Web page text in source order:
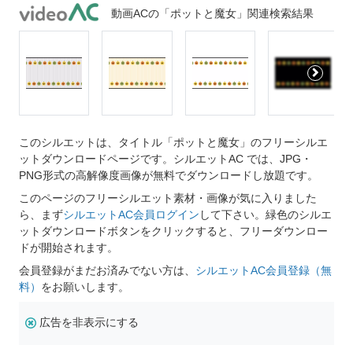
動画ACの「ポットと魔女」関連検索結果
このシルエットは、タイトル「ポットと魔女」のフリーシルエ
ットダウンロードページです。シルエットAC では、JPG・
PNG形式の高解像度画像が無料でダウンロードし放題です。
このページのフリーシルエット素材・画像が気に入りました
ら、まずシルエットAC会員ログイン して下さい。緑色のシルエ
ットダウンロードボタンをクリックすると、フリーダウンロー
ドが開始されます。
会員登録がまだお済みでない方は、 シルエットAC会員登録（無
料） をお願いします。
広告を非表示にする